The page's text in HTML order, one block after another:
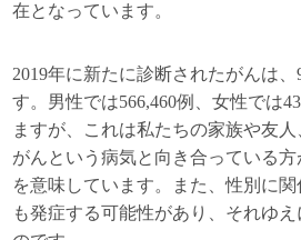
在となっています。
2019年に新たに診断されたがんは、
す。男性では566,460例、女性では
ますが、これは私たちの家族や友
がんという病気と向き合っている
を意味しています。また、性別に
も発症する可能性があり、それゆ